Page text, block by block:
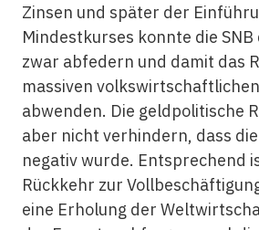
Zinsen und später der
Mindestkurses konnte die SNB
zwar abfedern und damit das
massiven
abwenden. Die geldpolitische
aber nicht verhindern, dass
negativ wurde. Entsprechend
Rückkehr zur
eine Erholung der